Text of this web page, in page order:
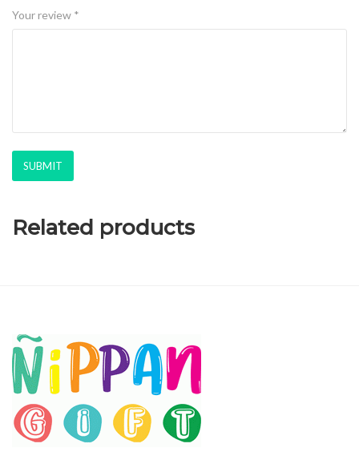
Your review *
Related products